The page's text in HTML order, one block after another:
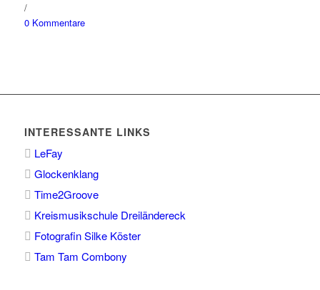
/
0 Kommentare
INTERESSANTE LINKS
LeFay
Glockenklang
Time2Groove
Kreismusikschule Dreiländereck
Fotografin Silke Köster
Tam Tam Combony